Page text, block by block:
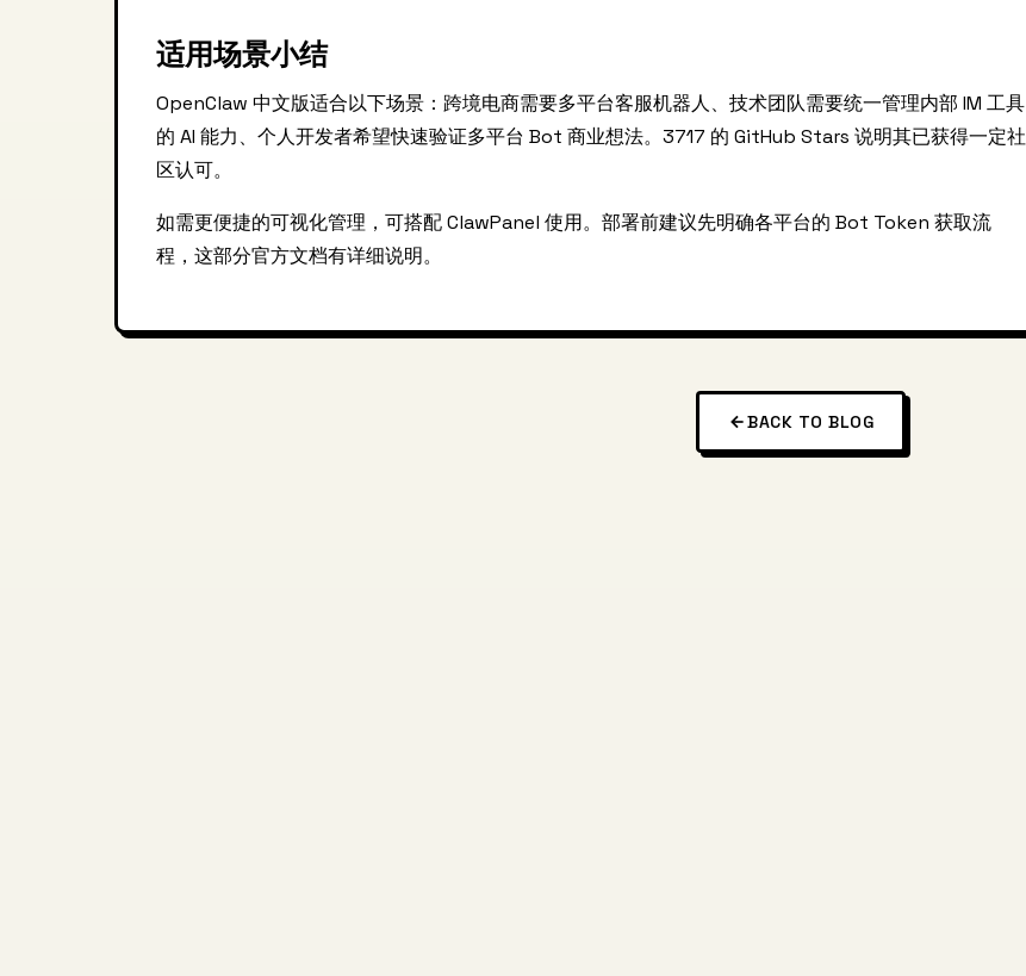
适用场景小结
OpenClaw 中文版适合以下场景：跨境电商需要多平台客服机器人、技术团队需要统一管理内部 IM 工具
的 AI 能力、个人开发者希望快速验证多平台 Bot 商业想法。3717 的 GitHub Stars 说明其已获得一定社
区认可。
如需更便捷的可视化管理，可搭配 ClawPanel 使用。部署前建议先明确各平台的 Bot Token 获取流
程，这部分官方文档有详细说明。
BACK TO BLOG